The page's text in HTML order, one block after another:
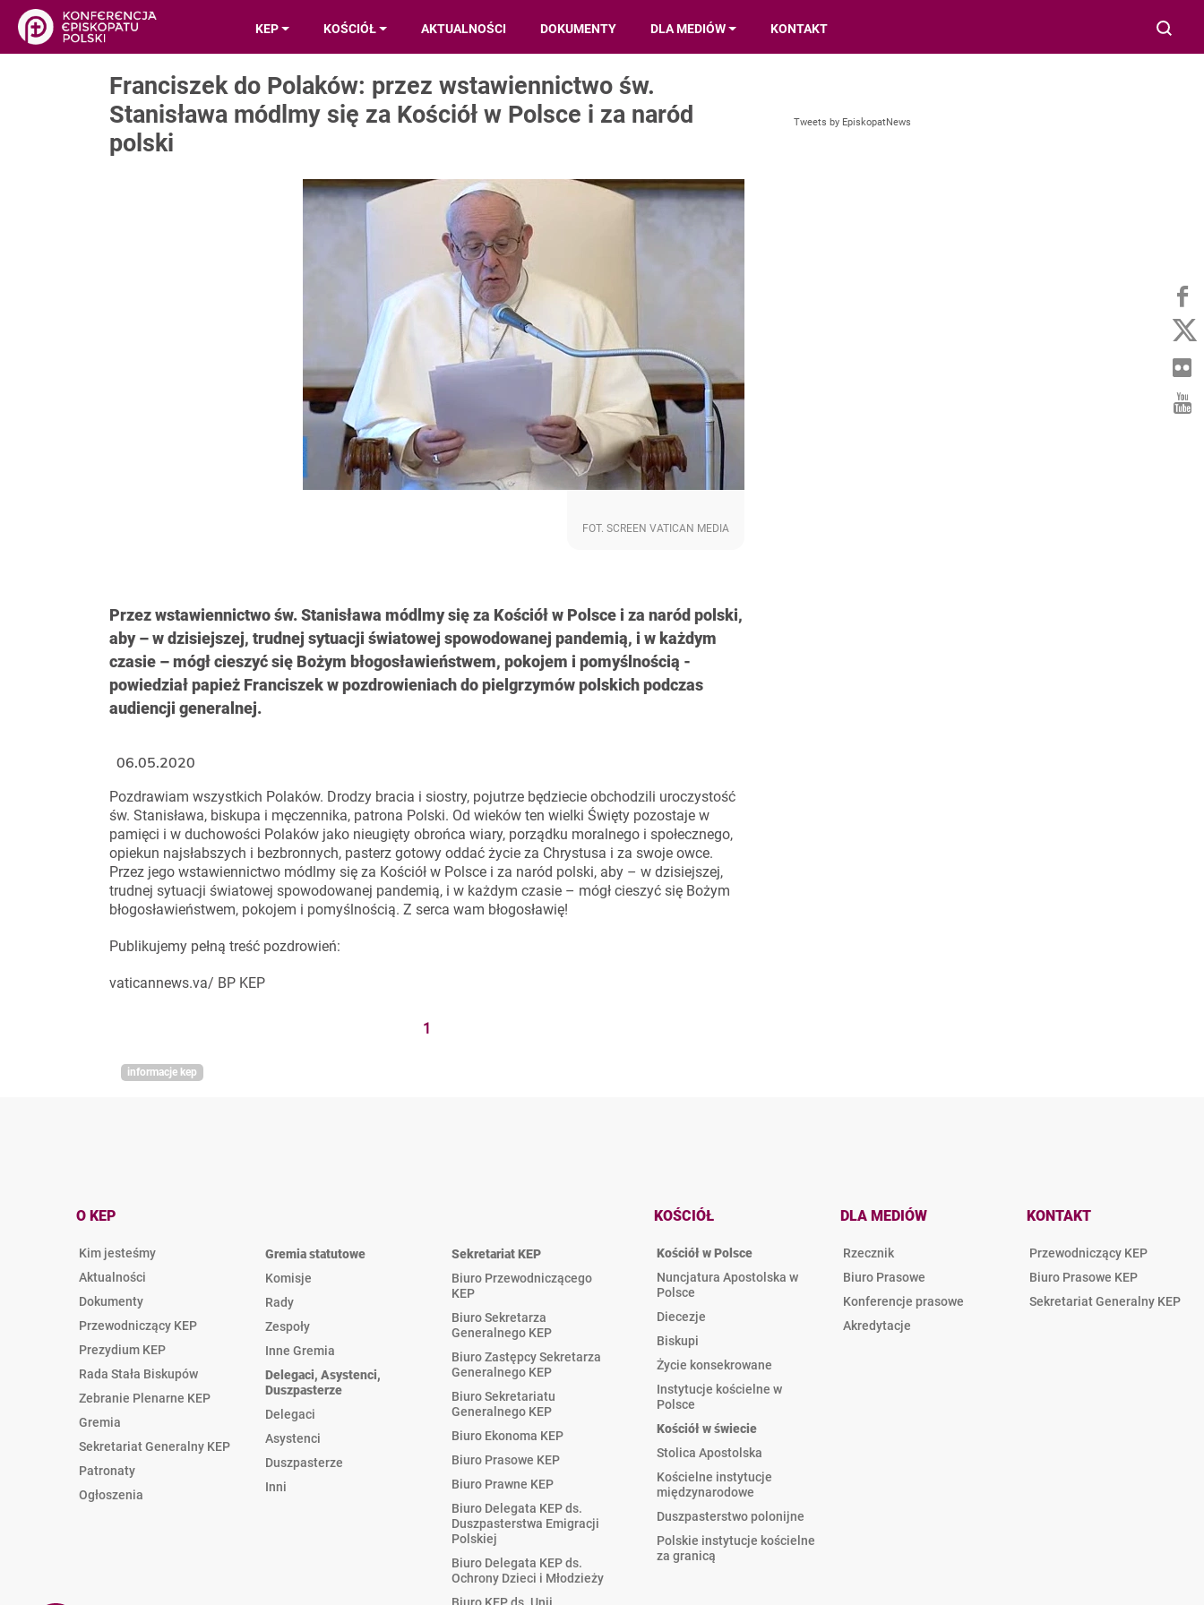
KEP KOŚCIÓŁ AKTUALNOŚCI DOKUMENTY DLA MEDIÓW KONTAKT
Franciszek do Polaków: przez wstawiennictwo św.
Stanisława módlmy się za Kościół w Polsce i za naród
polski
Przez wstawiennictwo św. Stanisława módlmy się za Kościół w Polsce i za naród polski,
aby – w dzisiejszej, trudnej sytuacji światowej spowodowanej pandemią, i w każdym
czasie – mógł cieszyć się Bożym błogosławieństwem, pokojem i pomyślnością -
powiedział papież Franciszek w pozdrowieniach do pielgrzymów polskich podczas
audiencji generalnej.
FOT. SCREEN VATICAN MEDIA
Pozdrawiam wszystkich Polaków. Drodzy bracia i siostry, pojutrze będziecie obchodzili uroczystość
św. Stanisława, biskupa i męczennika, patrona Polski. Od wieków ten wielki Święty pozostaje w
pamięci i w duchowości Polaków jako nieugięty obrońca wiary, porządku moralnego i społecznego,
opiekun najsłabszych i bezbronnych, pasterz gotowy oddać życie za Chrystusa i za swoje owce.
Przez jego wstawiennictwo módlmy się za Kościół w Polsce i za naród polski, aby – w dzisiejszej,
trudnej sytuacji światowej spowodowanej pandemią, i w każdym czasie – mógł cieszyć się Bożym
błogosławieństwem, pokojem i pomyślnością. Z serca wam błogosławię!
Publikujemy pełną treść pozdrowień:
vaticannews.va/ BP KEP
1
06.05.2020
informacje kep
Tweets by EpiskopatNews
O KEP
Kim jesteśmy
Aktualności
Dokumenty
Przewodniczący KEP
Prezydium KEP
Rada Stała Biskupów
Zebranie Plenarne KEP
Gremia
Sekretariat Generalny KEP
Patronaty
Ogłoszenia
Gremia statutowe
Komisje
Rady
Zespoły
Inne Gremia
Delegaci, Asystenci,
Duszpasterze
Delegaci
Asystenci
Duszpasterze
Inni
Sekretariat KEP
Biuro Przewodniczącego
KEP
Biuro Sekretarza
Generalnego KEP
Biuro Zastępcy Sekretarza
Generalnego KEP
Biuro Sekretariatu
Generalnego KEP
Biuro Ekonoma KEP
Biuro Prasowe KEP
Biuro Prawne KEP
Biuro Delegata KEP ds.
Duszpasterstwa Emigracji
Polskiej
Biuro Delegata KEP ds.
Ochrony Dzieci i Młodzieży
KOŚCIÓŁ
Kościół w Polsce
Nuncjatura Apostolska w
Polsce
Diecezje
Biskupi
Życie konsekrowane
Instytucje kościelne w
Polsce
Kościół w świecie
Stolica Apostolska
Kościelne instytucje
międzynarodowe
Duszpasterstwo polonijne
Polskie instytucje kościelne
za granicą
DLA MEDIÓW
Rzecznik
Biuro Prasowe
Konferencje prasowe
Akredytacje
KONTAKT
Przewodniczący KEP
Biuro Prasowe KEP
Sekretariat Generalny KEP